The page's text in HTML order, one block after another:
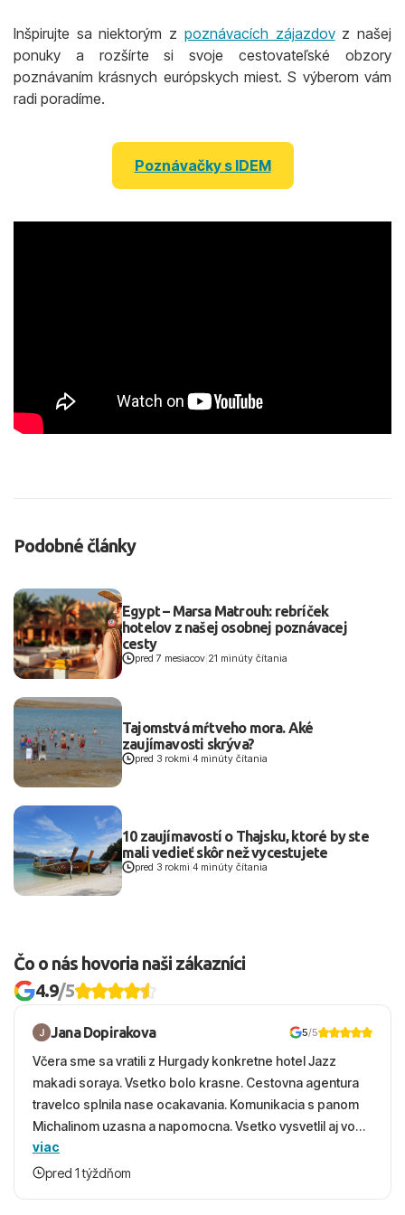
Inšpirujte sa niektorým z poznávacích zájazdovz našej
ponuky a rozšírte si svoje cestovateľské obzory
poznávaním krásnych európskych miest. S výberom vám
radi poradíme.
Poznávačky s IDEM
Podobné články
Egypt – Marsa Matrouh: rebríček
hotelov z našej osobnej poznávacej
cesty
pred 7 mesiacov 21 minúty čítania
Tajomstvá mŕtveho mora. Aké
zaujímavosti skrýva?
pred 3 rokmi 4 minúty čítania
10 zaujímavostí o Thajsku, ktoré by ste
mali vedieť skôr než vycestujete
pred 3 rokmi 4 minúty čítania
Čo o nás hovoria naši zákazníci
4.9/5
Jana Dopirakova 5/5
Včera sme sa vratili z Hurgady konkretne hotel Jazz
makadi soraya. Vsetko bolo krasne. Cestovna agentura
travelco splnila nase ocakavania. Komunikacia s panom
Michalinom uzasna a napomocna. Vsetko vysvetlil aj vo
vecernych hodinach zaco sa ospravedlnujem. Hotel
krasny, cisty. Sluzby top. Strava, prostredie, more,
viac
pred 1 týždňom